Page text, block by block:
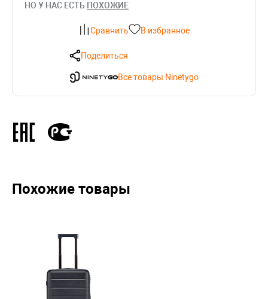
НО У НАС ЕСТЬ ПОХОЖИЕ
Сравнить В избранное
Поделиться
Все товары Ninetygo
Похожие товары